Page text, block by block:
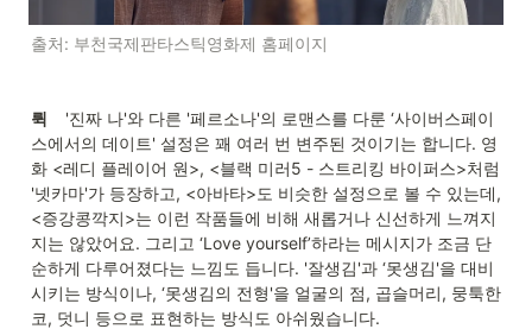
출처: 부천국제판타스틱영화제 홈페이지
뤽 '진짜 나'와 다른 '페르소나'의 로맨스를 다룬 ‘사이버스페이
스에서의 데이트' 설정은 꽤 여러 번 변주된 것이기는 합니다. 영
화 <레디 플레이어 원>, <블랙 미러5 - 스트리킹 바이퍼스>처럼
'넷카마'가 등장하고, <아바타>도 비슷한 설정으로 볼 수 있는데,
<증강콩깍지>는 이런 작품들에 비해 새롭거나 신선하게 느껴지
지는 않았어요. 그리고 ‘Love yourself’하라는 메시지가 조금 단
순하게 다루어졌다는 느낌도 듭니다. '잘생김'과 ‘못생김'을 대비
시키는 방식이나, ‘못생김의 전형'을 얼굴의 점, 곱슬머리, 뭉툭한
코, 덧니 등으로 표현하는 방식도 아쉬웠습니다.